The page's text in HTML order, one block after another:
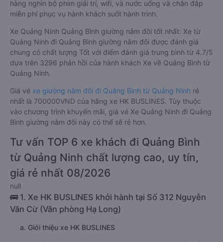
hàng nghìn bộ phim giải trí, wifi, và nước uống và chăn đắp
miễn phí phục vụ hành khách suốt hành trình.
Xe Quảng Ninh Quảng Bình giường nằm đôi tốt nhất: Xe từ
Quảng Ninh đi Quảng Bình giường nằm đôi được đánh giá
chung có chất lượng Tốt với điểm đánh giá trung bình từ 4.7/5
dựa trên 3296 phản hồi của hành khách Xe về Quảng Bình từ
Quảng Ninh.
Giá vé xe giường nằm đôi đi Quảng Bình từ Quảng Ninh rẻ
nhất là 700000VND của hãng xe HK BUSLINES. Tùy thuộc
vào chương trình khuyến mãi, giá vé Xe Quảng Ninh đi Quảng
Bình giường nằm đôi này có thể sẽ rẻ hơn.
Tư vấn TOP 6 xe khách đi Quảng Bình
từ Quảng Ninh chất lượng cao, uy tín,
giá rẻ nhất 08/2026
null
🚌 1. Xe HK BUSLINES khởi hành tại Số 312 Nguyễn
Văn Cừ (Văn phòng Hạ Long)
a. Giới thiệu xe HK BUSLINES